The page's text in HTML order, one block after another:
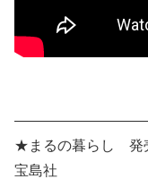
★まるの暮らし 発
宝島社